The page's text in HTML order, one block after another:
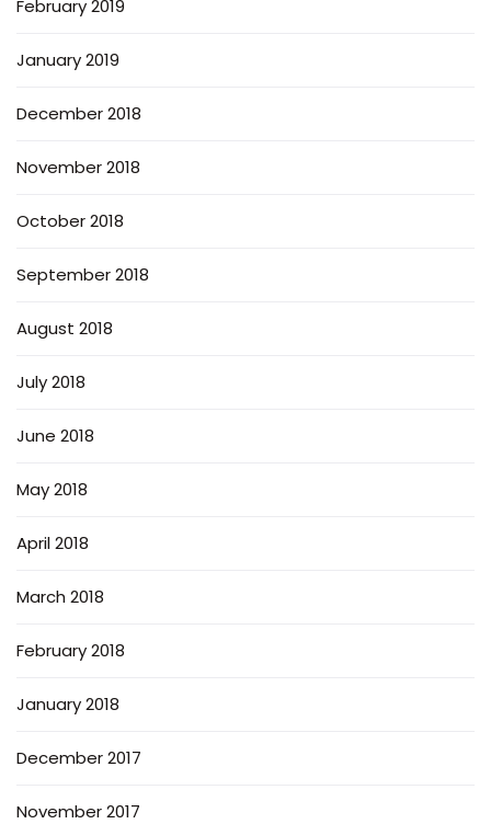
February 2019
January 2019
December 2018
November 2018
October 2018
September 2018
August 2018
July 2018
June 2018
May 2018
April 2018
March 2018
February 2018
January 2018
December 2017
November 2017